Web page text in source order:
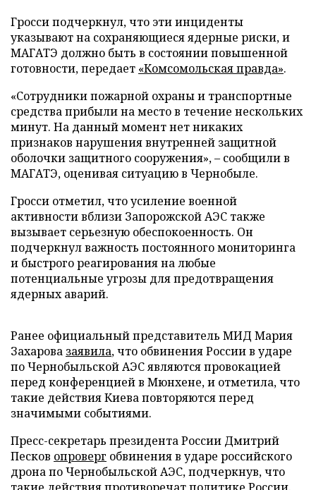
Гросси подчеркнул, что эти инциденты
указывают на сохраняющиеся ядерные риски, и
МАГАТЭ должно быть в состоянии повышенной
готовности, передает «Комсомольская правда».
«Сотрудники пожарной охраны и транспортные
средства прибыли на место в течение нескольких
минут. На данный момент нет никаких
признаков нарушения внутренней защитной
оболочки защитного сооружения», – сообщили в
МАГАТЭ, оценивая ситуацию в Чернобыле.
Гросси отметил, что усиление военной
активности вблизи Запорожской АЭС также
вызывает серьезную обеспокоенность. Он
подчеркнул важность постоянного мониторинга
и быстрого реагирования на любые
потенциальные угрозы для предотвращения
ядерных аварий.
Ранее официальный представитель МИД Мария
Захарова заявила, что обвинения России в ударе
по Чернобыльской АЭС являются провокацией
перед конференцией в Мюнхене, и отметила, что
такие действия Киева повторяются перед
значимыми событиями.
Пресс-секретарь президента России Дмитрий
Песков опроверг обвинения в ударе российского
дрона по Чернобыльской АЭС, подчеркнув, что